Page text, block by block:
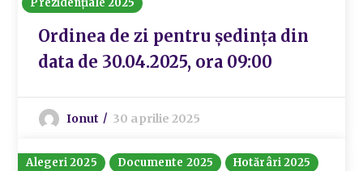
Ordinea de zi pentru ședința din
data de 30.04.2025, ora 09:00
Ionut 30 aprilie 2025
Alegeri 2025 Documente 2025
Hotărâri 2025